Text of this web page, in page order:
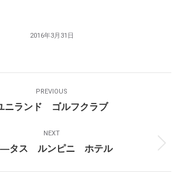
2016年3月31日
PREVIOUS
Previous
ニランド ゴルフクラブ
NEXT
Next
―タス ルンピニ ホテル